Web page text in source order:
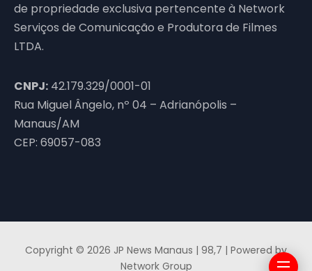
de propriedade exclusiva pertencente à Network
Serviços de Comunicação e Produtora de Filmes
LTDA.
CNPJ: 42.179.329/0001-01
Rua Miguel Ângelo, nº 04 – Adrianópolis –
Manaus/AM
CEP: 69057-083
Copyright © 2026 JP News Manaus | 98,7 | Powered by
Network Group